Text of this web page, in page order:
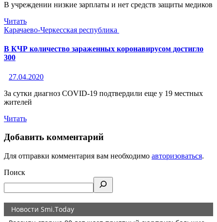
В учреждении низкие зарплаты и нет средств защиты медиков
Читать
Карачаево-Черкесская республика
В КЧР количество зараженных коронавирусом достигло
300
27.04.2020
За сутки диагноз COVID-19 подтвердили еще у 19 местных
жителей
Читать
Добавить комментарий
Для отправки комментария вам необходимо авторизоваться.
Поиск